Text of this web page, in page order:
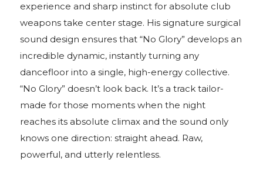
experience and sharp instinct for absolute club
weapons take center stage. His signature surgical
sound design ensures that “No Glory” develops an
incredible dynamic, instantly turning any
dancefloor into a single, high-energy collective.
“No Glory” doesn’t look back. It’s a track tailor-
made for those moments when the night
reaches its absolute climax and the sound only
knows one direction: straight ahead. Raw,
powerful, and utterly relentless.